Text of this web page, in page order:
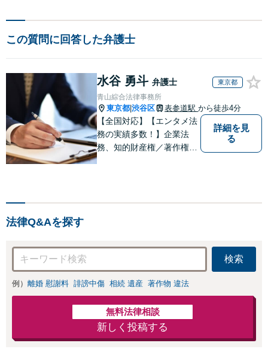
この質問に回答した弁護士
水谷 勇斗 弁護士 東京都
青山綜合法律事務所
東京都 渋谷区 表参道駅 から徒歩4分
【全国対応】【エンタメ法
務の実績多数！】企業法
務、知的財産権／著作権、
詳細を見
る
法律Q&Aを探す
検索
例） 離婚 慰謝料 誹謗中傷 相続 遺産 著作物 違法
無料法律相談
新しく投稿する